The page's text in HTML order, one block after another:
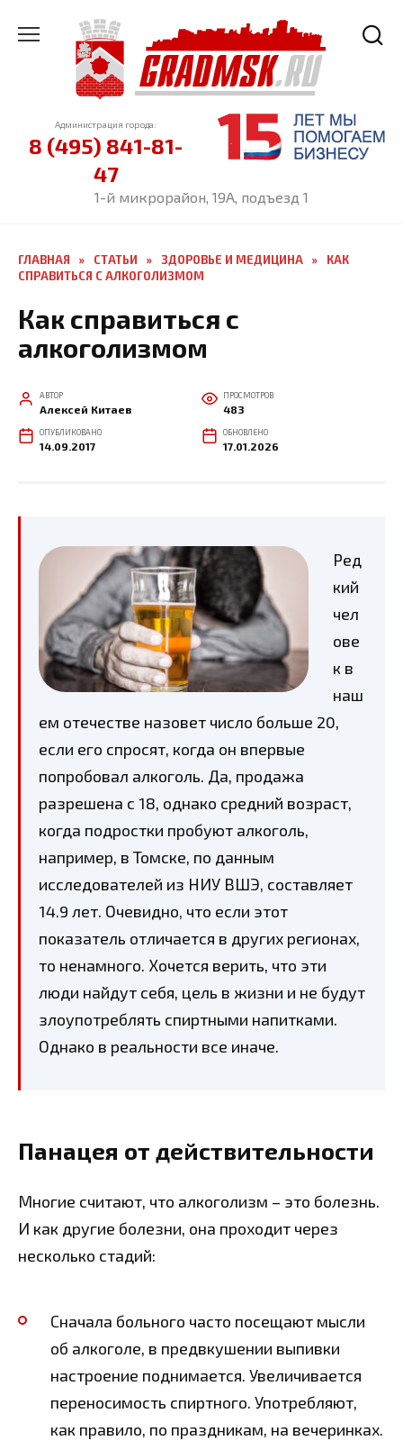
содержанию
Администрация города:
8 (495) 841-81-
47
1-й микрорайон, 19А, подъезд 1
ГЛАВНАЯ » СТАТЬИ » ЗДОРОВЬЕ И МЕДИЦИНА »
КАК
СПРАВИТЬСЯ С АЛКОГОЛИЗМОМ
Как справиться с
алкоголизмом
АВТОР
Алексей Китаев
ПРОСМОТРОВ
483
ОПУБЛИКОВАНО
14.09.2017
ОБНОВЛЕНО
17.01.2026
Ред
кий
чел
ове
к в
наш
ем отечестве назовет число больше 20,
если его спросят, когда он впервые
попробовал алкоголь. Да, продажа
разрешена с 18, однако средний возраст,
когда подростки пробуют алкоголь,
например, в Томске, по данным
исследователей из НИУ ВШЭ, составляет
14.9 лет. Очевидно, что если этот
показатель отличается в других регионах,
то ненамного. Хочется верить, что эти
люди найдут себя, цель в жизни и не будут
злоупотреблять спиртными напитками.
Однако в реальности все иначе.
Панацея от действительности
Многие считают, что алкоголизм – это болезнь.
И как другие болезни, она проходит через
несколько стадий:
Сначала больного часто посещают мысли
об алкоголе, в предвкушении выпивки
настроение поднимается. Увеличивается
переносимость спиртного. Употребляют,
как правило, по праздникам, на вечеринках.